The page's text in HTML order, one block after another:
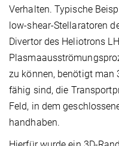
Verhalten. Typische
low-shear-Stellaratoren
Divertor des Heliotrons
zu können, benötigt man
fähig sind, die
Feld, in dem
handhaben.